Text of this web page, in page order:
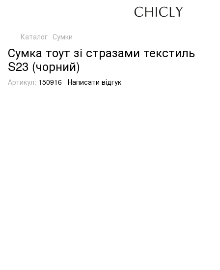
Каталог Сумки
Сумка тоут зі стразами текстиль
S23 (чорний)
Артикул: 150916 Написати відгук